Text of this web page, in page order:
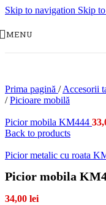
Skip to navigation Skip
MENU
Prima pagină / Accesorii
/ Picioare mobilă
Picior mobila KM444
Back to products
Picior metalic cu roata
Picior mobila
34,00 lei